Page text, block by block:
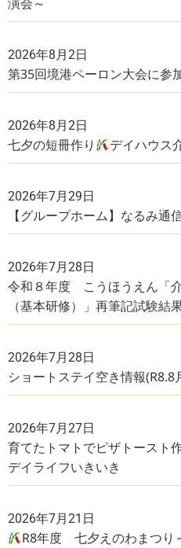
2026年8月2日
第35回境港ペーロン大会に参
2026年8月2日
七夕の短冊作り デイハウス
2026年7月29日
【グループホーム】なるみ
2026年7月28日
令和８年度 こうほうえん「
（基本研修）」再筆記試験結
2026年7月28日
ショートステイ空き情報(R8.8
2026年7月27日
育てたトマトでピザトースト
デイライフいきいき
2026年7月21日
R8年度 七夕えのわまつり